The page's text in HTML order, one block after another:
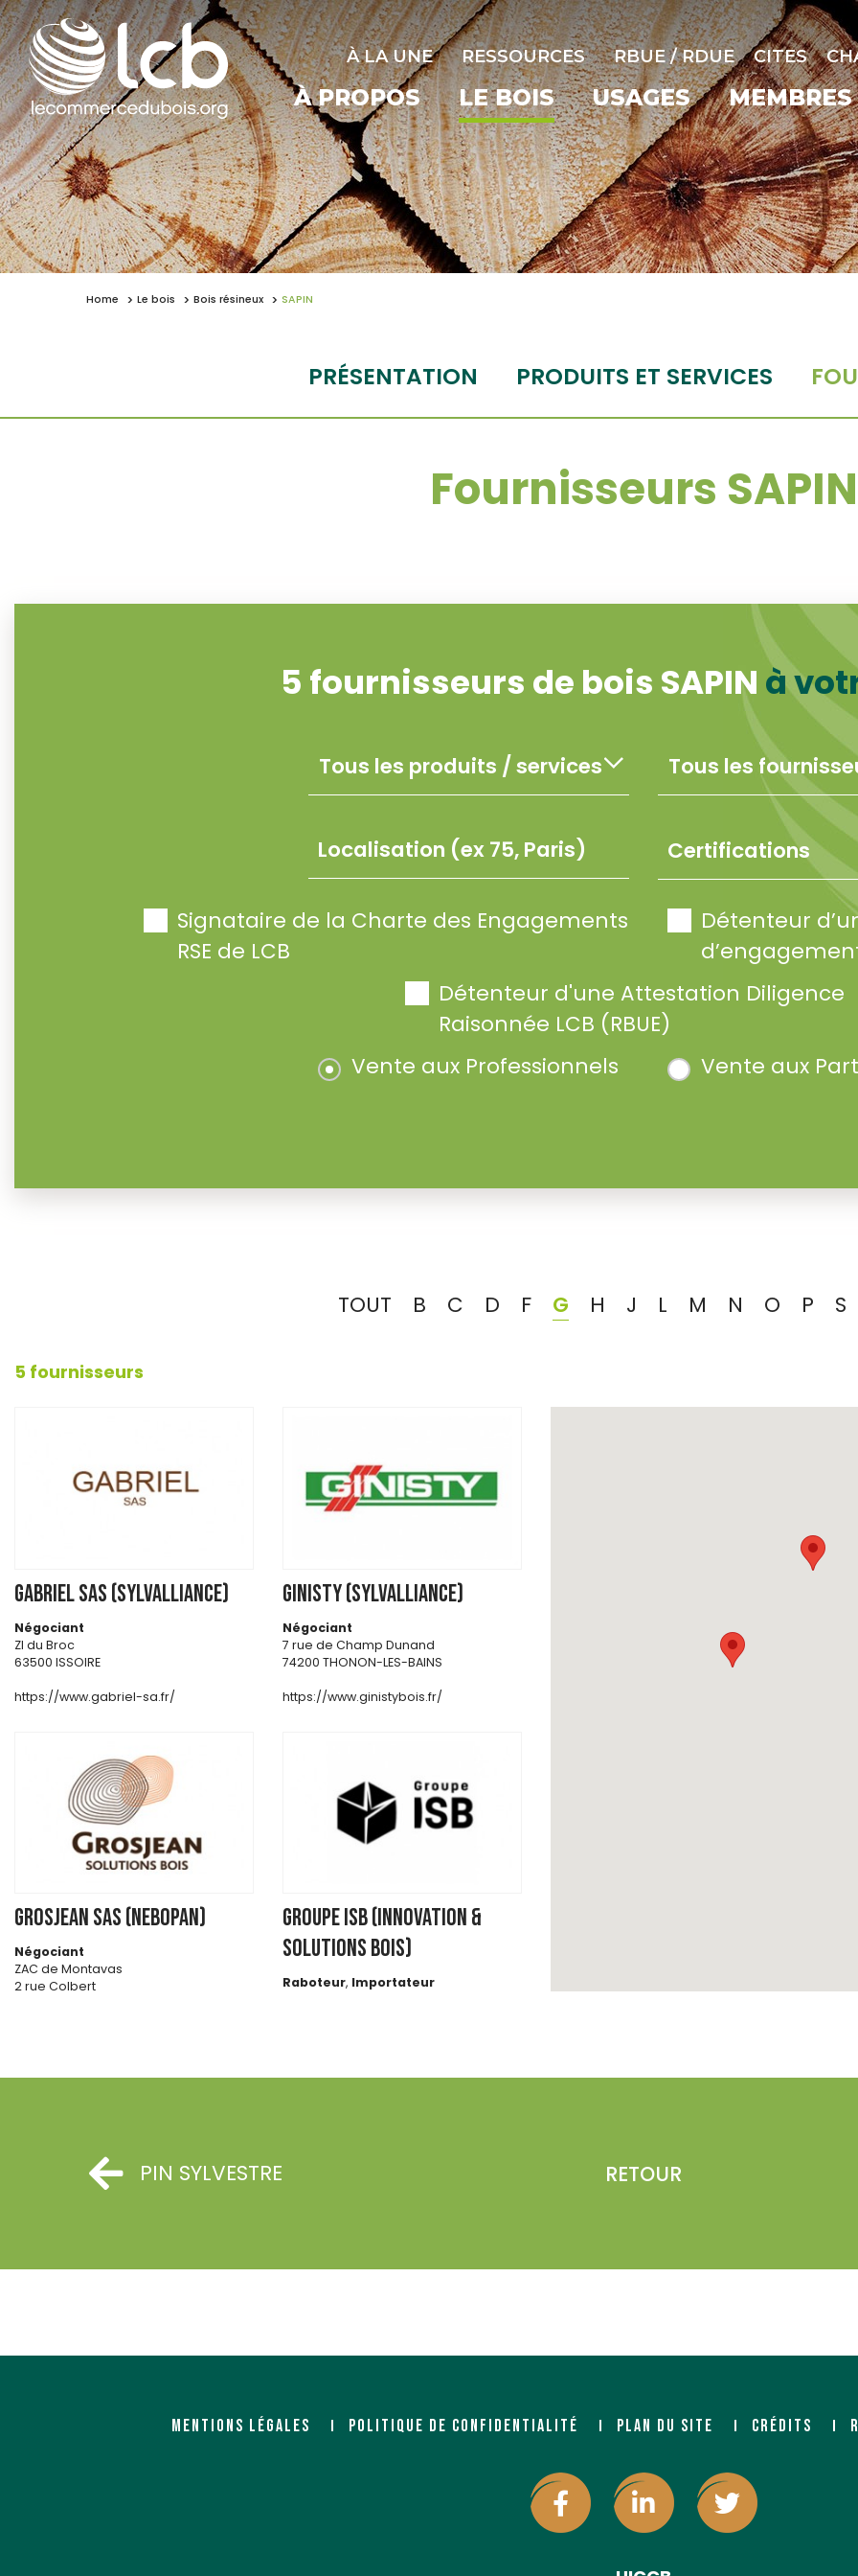
À LA UNE RESSOURCES RBUE / RDUE CITES
À PROPOS LE BOIS USAGES MEMBRES
Home Le bois Bois résineux SAPIN
PRÉSENTATION PRODUITS ET SERVICES
Fournisseurs SAPIN
5 fournisseurs de bois SAPIN à
Certifications
Signataire de la Charte des Engagements
RSE de LCB
Détenteur
Détenteur d'une Attestation Diligence
Raisonnée LCB (RBUE)
Vente aux Professionnels
Vente aux
TOUT B C D F G H J L M N O P S
5 fournisseurs
GABRIEL SAS (SYLVALLIANCE)
Négociant
ZI du Broc
63500 ISSOIRE
https://www.gabriel-sa.fr/
GINISTY (SYLVALLIANCE)
Négociant
7 rue de Champ Dunand
74200 THONON-LES-BAINS
https://www.ginistybois.fr/
GROSJEAN SAS (NEBOPAN)
Négociant
ZAC de Montavas
2 rue Colbert
GROUPE ISB (INNOVATION &
SOLUTIONS BOIS)
Raboteur, Importateur
BP 525
PIN SYLVESTRE RETOUR
MENTIONS LÉGALES POLITIQUE DE CONFIDENTIALITÉ PLAN DU SITE CRÉDITS